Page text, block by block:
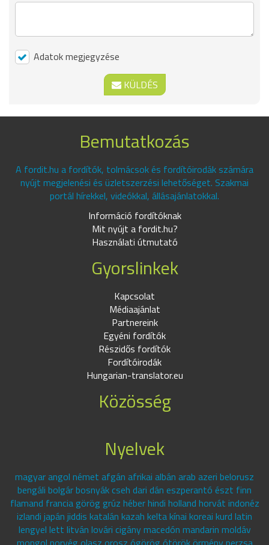
Adatok megjegyzése
KÜLDÉS
Bemutatkozás
A fordit.hu a fordítók, tolmácsok és fordítóirodák számára
nyújt megjelenési és üzletszerzési lehetőséget. Szakmai
portál hírekkel, videókkal, állásajánlatokkal.
Információ fordítóknak
Mit nyújt a fordit.hu?
Használati útmutató
Gyorslinkek
Kapcsolat
Médiaajánlat
Partnereink
Egyéni fordítók
Részidős fordítók
Fordítóirodák
Hungarian-translator.eu
Közösség
Nyelvek
magyar angol német afgán afrikai albán arab azeri belorusz
bengáli bolgár bosnyák cseh dari dán eszperantó észt finn
flamand francia görög grúz héber hindi holland horvát indonéz
izlandi japán jiddis katalán kazah kelta kínai koreai kurd latin
lengyel lett litván lovári cigány macedón mandarin moldáv